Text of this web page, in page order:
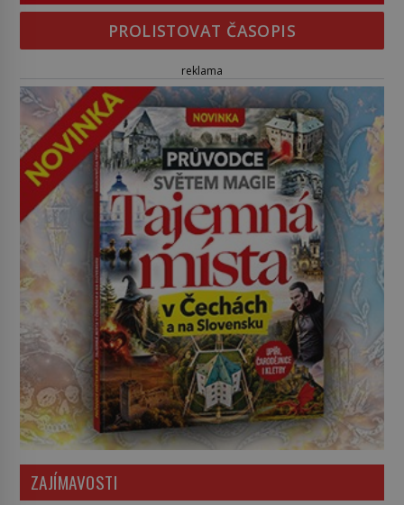
PROLISTOVAT ČASOPIS
reklama
ZAJÍMAVOSTI